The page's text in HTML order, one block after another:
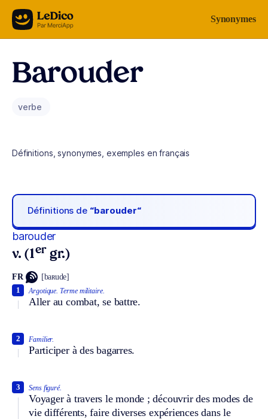
Aller au contenu Synonymes
Barouder
verbe
Définitions, synonymes, exemples en français
Définitions de “barouder“
barouder
v. (1er gr.)
FR [baʀude]
Argotique. Terme militaire.
Aller au combat, se battre.
1
Familier.
Participer à des bagarres.
2
Sens figuré.
Voyager à travers le monde ; découvrir des modes de
vie différents, faire diverses expériences dans le
3